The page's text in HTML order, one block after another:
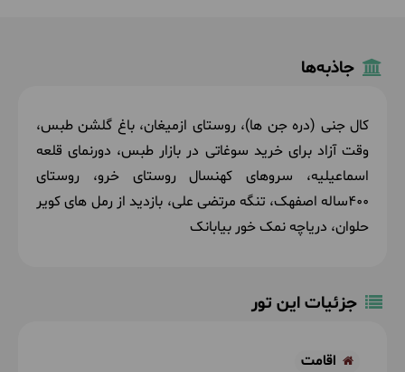
جاذبه‌ها
کال جنی (دره جن ها)، روستای ازمیغان، باغ گلشن طبس،
وقت آزاد برای خرید سوغاتی در بازار طبس، دورنمای قلعه
اسماعیلیه، سروهای کهنسال روستای خرو، روستای
400ساله اصفهک، تنگه مرتضی علی، بازدید از رمل های کویر
حلوان، دریاچه نمک خور بیابانک
جزئیات این تور
اقامت